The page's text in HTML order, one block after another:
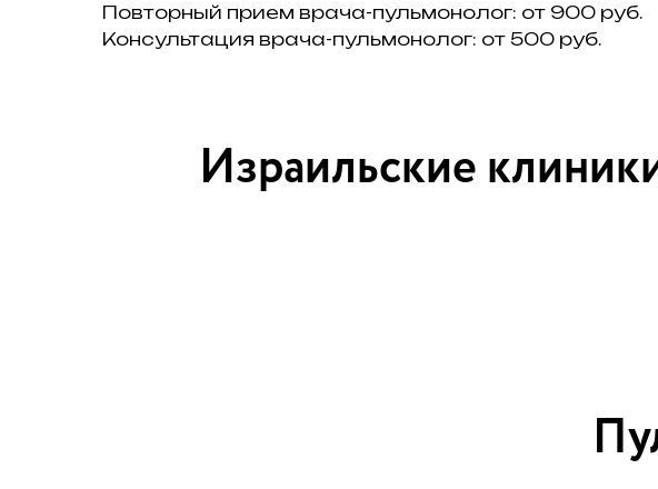
Повторный прием врача-пульмонолог: от 900 руб.
Консультация врача-пульмонолог: от 500 руб.
Израильские